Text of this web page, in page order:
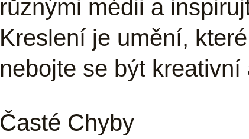
různými médii a
Kreslení je umění,
nebojte se být
Časté Chyby